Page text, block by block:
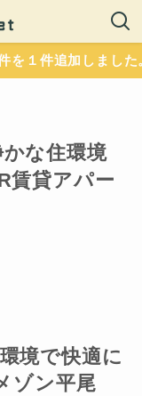
しました。いずれ
かな住環境
賃貸アパー
境で快適に
ゾン平尾